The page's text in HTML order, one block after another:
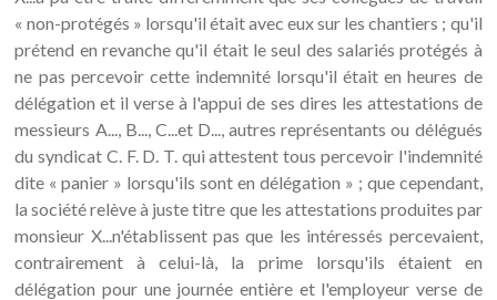
« non-protégés » lorsqu'il était avec eux sur les chantiers ; qu'il
prétend en revanche qu'il était le seul des salariés protégés à
ne pas percevoir cette indemnité lorsqu'il était en heures de
délégation et il verse à l'appui de ses dires les attestations de
messieurs A..., B..., C...et D..., autres représentants ou délégués
du syndicat C. F. D. T. qui attestent tous percevoir l'indemnité
dite « panier » lorsqu'ils sont en délégation » ; que cependant,
la société relève à juste titre que les attestations produites par
monsieur X...n'établissent pas que les intéressés percevaient,
contrairement à celui-là, la prime lorsqu'ils étaient en
délégation pour une journée entière et l'employeur verse de